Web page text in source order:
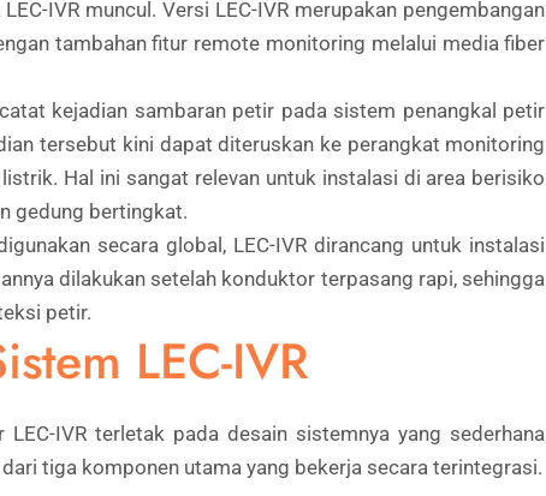
IVR muncul. Versi LEC-IVR merupakan pengembangan
tambahan fitur remote monitoring melalui media fiber
kejadian sambaran petir pada sistem penangkal petir
tersebut kini dapat diteruskan ke perangkat monitoring
Hal ini sangat relevan untuk instalasi di area berisiko
gedung bertingkat.
secara global, LEC-IVR dirancang untuk instalasi
dilakukan setelah konduktor terpasang rapi, sehingga
petir.
LEC-IVR
IVR terletak pada desain sistemnya yang sederhana
tiga komponen utama yang bekerja secara terintegrasi.